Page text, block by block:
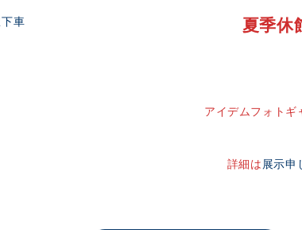
車
夏季休
アイデムフォト
詳細は 展示申